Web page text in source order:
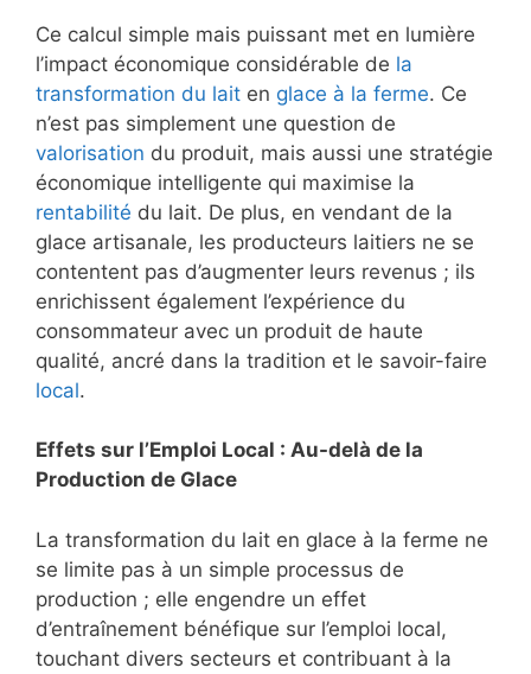
Ce calcul simple mais puissant met en lumière
l’impact économique considérable de la
transformation du lait en glace à la ferme. Ce
n’est pas simplement une question de
valorisation du produit, mais aussi une stratégie
économique intelligente qui maximise la
rentabilité du lait. De plus, en vendant de la
glace artisanale, les producteurs laitiers ne se
contentent pas d’augmenter leurs revenus ; ils
enrichissent également l’expérience du
consommateur avec un produit de haute
qualité, ancré dans la tradition et le savoir-faire
local.
Effets sur l’Emploi Local : Au-delà de la
Production de Glace
La transformation du lait en glace à la ferme ne
se limite pas à un simple processus de
production ; elle engendre un effet
d’entraînement bénéfique sur l’emploi local,
touchant divers secteurs et contribuant à la